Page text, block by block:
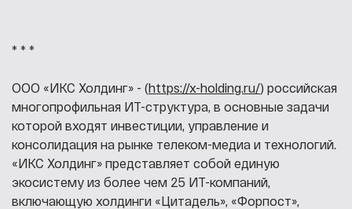
* * *
ООО «ИКС Холдинг» - (https://x-holding.ru/) российская
многопрофильная ИТ-структура, в основные задачи
которой входят инвестиции, управление и
консолидация на рынке телеком-медиа и технологий.
«ИКС Холдинг» представляет собой единую
экосистему из более чем 25 ИТ-компаний,
включающую холдинги «Цитадель», «Форпост»,